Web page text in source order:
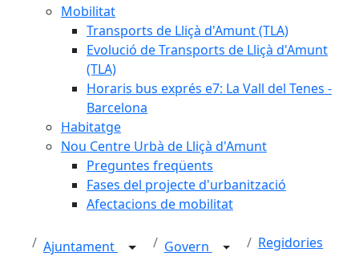
Mobilitat
Transports de Lliçà d'Amunt (TLA)
Evolució de Transports de Lliçà d'Amunt
(TLA)
Horaris bus exprés e7: La Vall del Tenes -
Barcelona
Habitatge
Nou Centre Urbà de Lliçà d'Amunt
Preguntes freqüents
Fases del projecte d'urbanització
Afectacions de mobilitat
Ajuntament Govern Regidories